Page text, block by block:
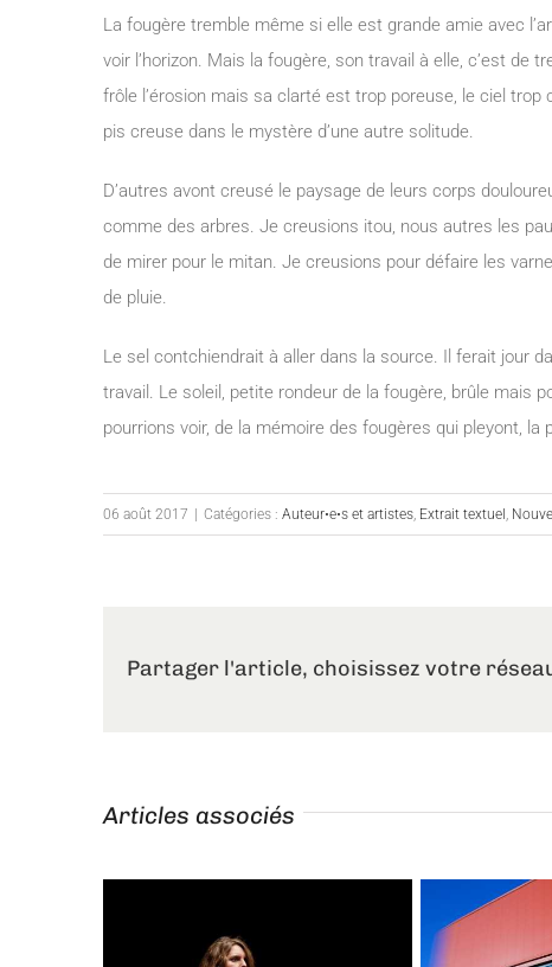
La fougère tremble même si elle est grande amie avec
voir l’horizon. Mais la fougère, son travail à elle, c’est de
frôle l’érosion mais sa clarté est trop poreuse, le ciel
pis creuse dans le mystère d’une autre solitude.
D’autres avont creusé le paysage de leurs corps
comme des arbres. Je creusions itou, nous autres les
de mirer pour le mitan. Je creusions pour défaire les
de pluie.
Le sel contchiendrait à aller dans la source. Il ferait jour
travail. Le soleil, petite rondeur de la fougère, brûle mais
pourrions voir, de la mémoire des fougères qui pleyont,
06 août 2017 Catégories : Auteur•e•s et artistes, Extrait textuel ,
Partager l'article, choisissez votre
Articles associés